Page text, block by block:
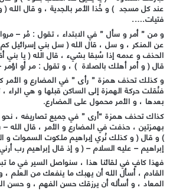
عند كل مسجد ) و خُذا الأمر بالجدية ، و قال الله
فتيات…..
و من ” أمر و سأل ” في الابتداء ، تقول : مُر –
عن المنكر ، و سل ، قال الله ( سل بني إسرائيل كم
الحذف و عدمه إذا سُبقا بشيء ، قال الله ( يا بني
قال ( و أمر أهلك بالصلاة ) ، و تقول : مر أو
و كذلك تحذف همزة ” رأى ” في المضارع و الأمر
فنُقلت حركة الهمزة إلى الساكن قبلها و هي الراء
بعدها ، و الأمر محمول على المضارع.
كذاك تحذف همزة “أرى ” في جميع تصاريفه ،
بهمزتين ، حذفت في المضارع و الأمر ، قال الله –
) و قال ( و كذلك نُري إبراهيم ملكوت السموات و
إبراهيم – عليه السلام – ( و إذ قال إبراهيم رب
فهذا كافٍ في لقائنا هذا ، سنواصل السير في ما
القادم ، أسأل الله أن يهبك ما ينفعك من العلم
المعاد ، و أسأله أن يرزقك حسن الفهم ، و حسن